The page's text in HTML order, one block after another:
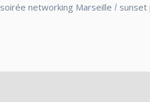
soirée networking Marseille sunset